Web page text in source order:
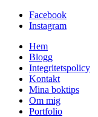
Facebook
Instagram
Hem
Blogg
Integritetspolicy
Kontakt
Mina boktips
Om mig
Portfolio